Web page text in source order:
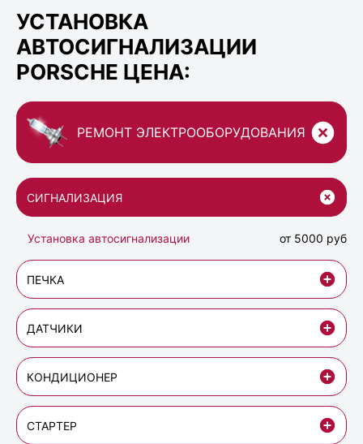
УСТАНОВКА
АВТОСИГНАЛИЗАЦИИ
PORSCHE ЦЕНА:
РЕМОНТ ЭЛЕКТРООБОРУДОВАНИЯ
СИГНАЛИЗАЦИЯ
Установка автосигнализации от 5000 руб
ПЕЧКА
ДАТЧИКИ
КОНДИЦИОНЕР
СТАРТЕР